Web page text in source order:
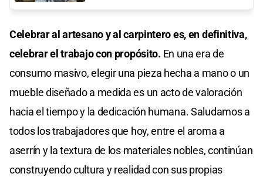
Celebrar al artesano y al carpintero es, en definitiva,
celebrar el trabajo con propósito. En una era de
consumo masivo, elegir una pieza hecha a mano o un
mueble diseñado a medida es un acto de valoración
hacia el tiempo y la dedicación humana. Saludamos a
todos los trabajadores que hoy, entre el aroma a
aserrín y la textura de los materiales nobles, continúan
construyendo cultura y realidad con sus propias